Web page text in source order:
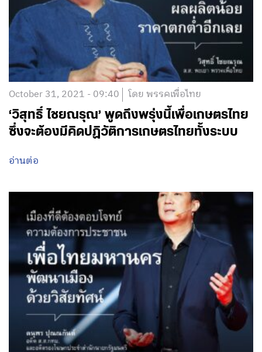
October 31, 2021 - 09:40 โดย พรรคเพื่อไทย
‘วิสุทธิ์ ไชยณรุณ’ พูดถึงพรุ่งนี้เพื่อเกษตรไทย
ซึ่งจะต้องมีคิดปฏิวัติการเกษตรไทยทั้งระบบ
อ่านต่อ